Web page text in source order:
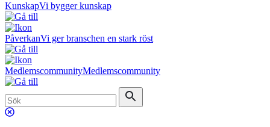
KunskapVi bygger kunskap
PåverkanVi ger branschen en stark röst
MedlemscommunityMedlemscommunity